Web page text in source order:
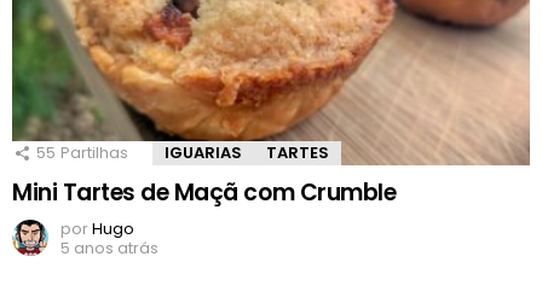
55 Partilhas IGUARIAS TARTES
Mini Tartes de Maçã com Crumble
porHugo
5 anos atrás